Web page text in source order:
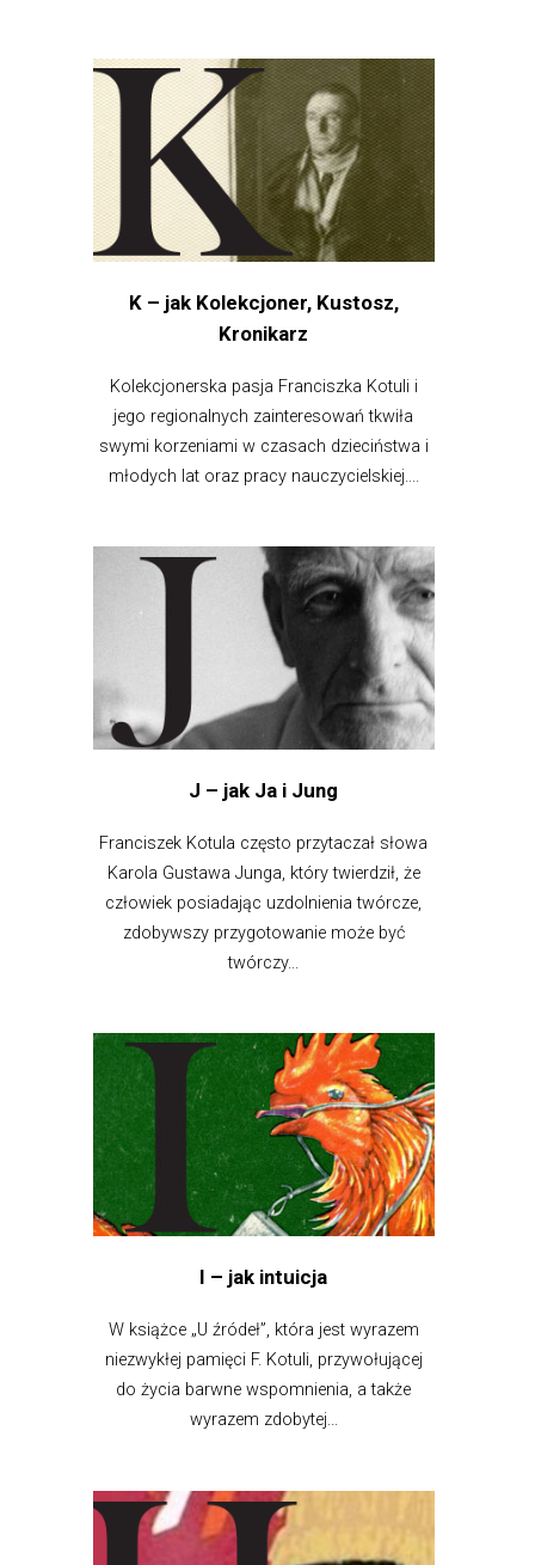
K – jak Kolekcjoner, Kustosz,
Kronikarz
Kolekcjonerska pasja Franciszka Kotuli i
jego regionalnych zainteresowań tkwiła
swymi korzeniami w czasach dzieciństwa i
młodych lat oraz pracy nauczycielskiej....
J – jak Ja i Jung
Franciszek Kotula często przytaczał słowa
Karola Gustawa Junga, który twierdził, że
człowiek posiadając uzdolnienia twórcze,
zdobywszy przygotowanie może być
twórczy...
I – jak intuicja
W książce „U źródeł”, która jest wyrazem
niezwykłej pamięci F. Kotuli, przywołującej
do życia barwne wspomnienia, a także
wyrazem zdobytej...